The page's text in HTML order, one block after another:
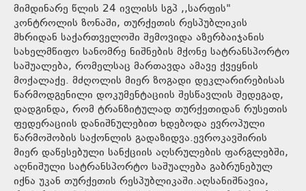
მიმდინარე წლის 24 ივლისს სგპ ,,სარფის"
კონტროლის ზონაში, თურქეთის რესპუბლიკის
მხრიდან საქართველოში შემოვიდა აზერბაიჯანის
სახელმწიფო სანომრე ნიშნების მქონე სატრანსპორტო
საშუალება, რომელსაც მართავდა ამავე ქვეყნის
მოქალაქე. მძღოლის მიერ ზოგადი დეკლარირებისას
წარმოდგენილი დოკუმენტაციის შესწავლის შედეგად,
დადგინდა, რომ ტრანზიტულად თურქეთიდან რუსეთის
ფედერაციის დანიშნულებით ხდებოდა ევროპული
წარმოშობის საქონლის გადაზიდვა.ევროკავშირის
მიერ დაწესებული სანქციის აღსრულების ფარგლებში,
აღნიშული სატრანსპორტო საშუალება გაბრუნებულ
იქნა უკან თურქეთის რესპუბლიკაში.აღსანიშნავია,